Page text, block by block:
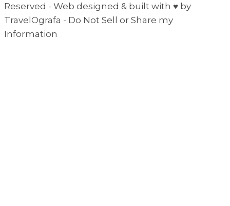
Reserved - Web designed & built with ♥ by
TravelOgrafa - Do Not Sell or Share my
Information